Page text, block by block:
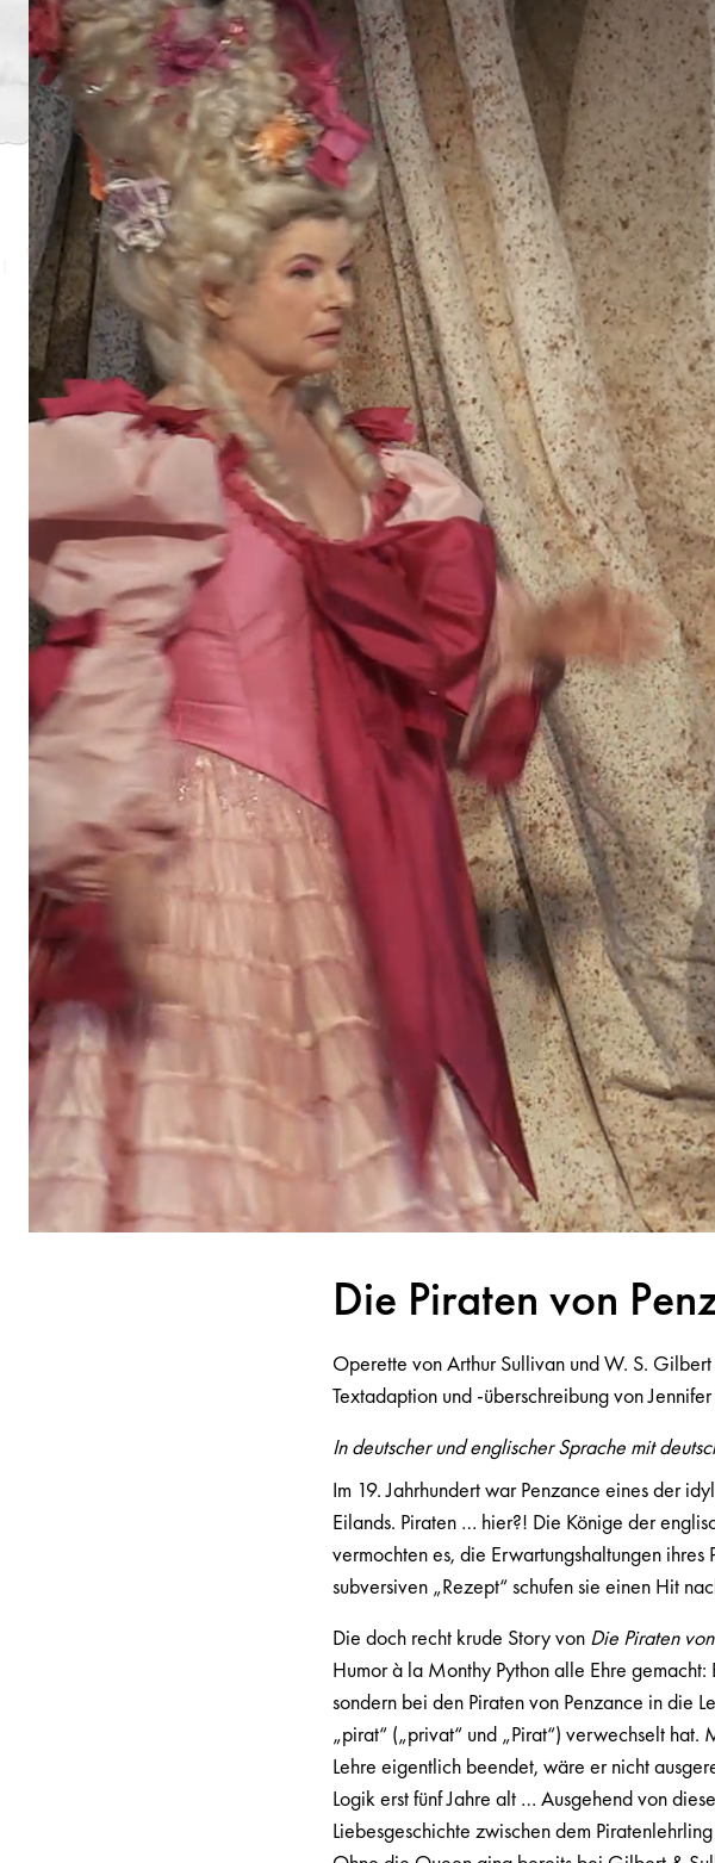
Die Piraten von Pen
Operette von Arthur Sullivan und W. S. Gilbert
Textadaption und -überschreibung von
In deutscher und englischer Sprache mit
Im 19. Jahrhundert war Penzance eines der
Eilands. Piraten … hier?! Die Könige der
vermochten es, die Erwartungshaltungen
subversiven „Rezept“ schufen sie einen Hit
Die doch recht krude Story von Die Piraten
Humor à la Monthy Python alle Ehre
sondern bei den Piraten von Penzance in die
„pirat“ („privat“ und „Pirat“) verwechselt hat.
Lehre eigentlich beendet, wäre er nicht
Logik erst fünf Jahre alt … Ausgehend von
Liebesgeschichte zwischen dem